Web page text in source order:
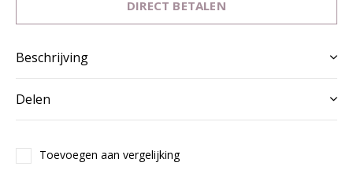
DIRECT BETALEN
Beschrijving
Delen
Toevoegen aan vergelijking